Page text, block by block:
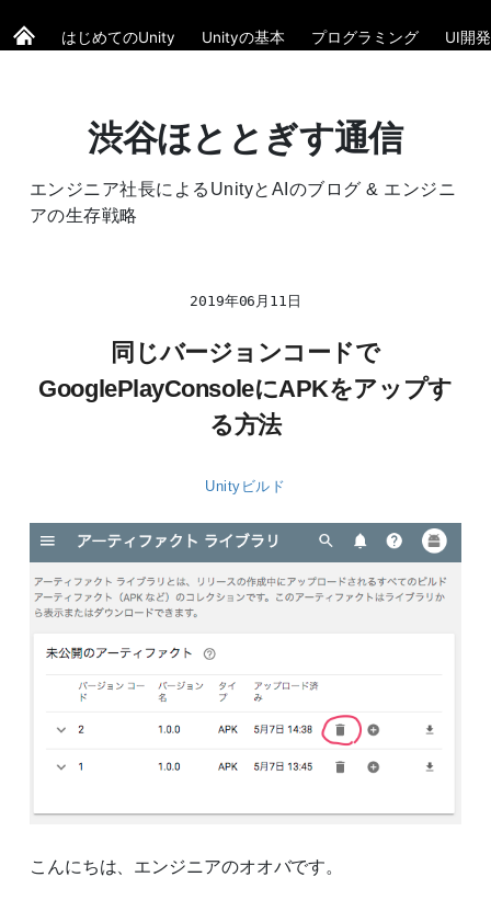
はじめてのUnity Unityの基本 プログラミング UI開発
渋谷ほととぎす通信
エンジニア社長によるUnityとAIのブログ & エンジニ
アの生存戦略
2019年06月11日
同じバージョンコードで
GooglePlayConsoleにAPKをアップす
る方法
Unityビルド
こんにちは、エンジニアのオオバです。